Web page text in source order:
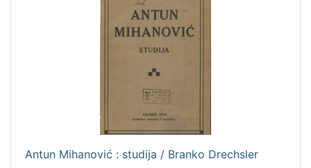
Antun Mihanović : studija / Branko Drechsler